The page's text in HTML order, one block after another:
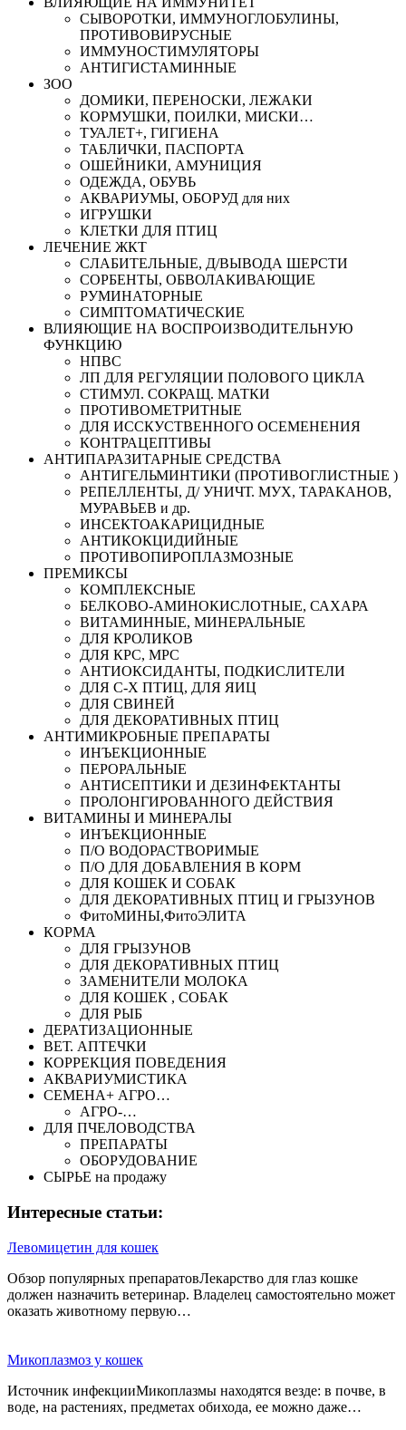
СЫВОРОТКИ, ИММУНОГЛОБУЛИНЫ,
ПРОТИВОВИРУСНЫЕ
ИММУНОСТИМУЛЯТОРЫ
АНТИГИСТАМИННЫЕ
ЗОО
ДОМИКИ, ПЕРЕНОСКИ, ЛЕЖАКИ
КОРМУШКИ, ПОИЛКИ, МИСКИ…
ТУАЛЕТ+, ГИГИЕНА
ТАБЛИЧКИ, ПАСПОРТА
ОШЕЙНИКИ, АМУНИЦИЯ
ОДЕЖДА, ОБУВЬ
АКВАРИУМЫ, ОБОРУД для них
ИГРУШКИ
КЛЕТКИ ДЛЯ ПТИЦ
ЛЕЧЕНИЕ ЖКТ
СЛАБИТЕЛЬНЫЕ, Д/ВЫВОДА ШЕРСТИ
СОРБЕНТЫ, ОБВОЛАКИВАЮЩИЕ
РУМИНАТОРНЫЕ
СИМПТОМАТИЧЕСКИЕ
ВЛИЯЮЩИЕ НА ВОСПРОИЗВОДИТЕЛЬНУЮ
ФУНКЦИЮ
НПВС
ЛП ДЛЯ РЕГУЛЯЦИИ ПОЛОВОГО ЦИКЛА
СТИМУЛ. СОКРАЩ. МАТКИ
ПРОТИВОМЕТРИТНЫЕ
ДЛЯ ИССКУСТВЕННОГО ОСЕМЕНЕНИЯ
КОНТРАЦЕПТИВЫ
АНТИПАРАЗИТАРНЫЕ СРЕДСТВА
АНТИГЕЛЬМИНТИКИ (ПРОТИВОГЛИСТНЫЕ )
РЕПЕЛЛЕНТЫ, Д/ УНИЧТ. МУХ, ТАРАКАНОВ,
МУРАВЬЕВ и др.
ИНСЕКТОАКАРИЦИДНЫЕ
АНТИКОКЦИДИЙНЫЕ
ПРОТИВОПИРОПЛАЗМОЗНЫЕ
ПРЕМИКСЫ
КОМПЛЕКСНЫЕ
БЕЛКОВО-АМИНОКИСЛОТНЫЕ, САХАРА
ВИТАМИННЫЕ, МИНЕРАЛЬНЫЕ
ДЛЯ КРОЛИКОВ
ДЛЯ КРС, МРС
АНТИОКСИДАНТЫ, ПОДКИСЛИТЕЛИ
ДЛЯ С-Х ПТИЦ, ДЛЯ ЯИЦ
ДЛЯ СВИНЕЙ
ДЛЯ ДЕКОРАТИВНЫХ ПТИЦ
АНТИМИКРОБНЫЕ ПРЕПАРАТЫ
ИНЪЕКЦИОННЫЕ
ПЕРОРАЛЬНЫЕ
АНТИСЕПТИКИ И ДЕЗИНФЕКТАНТЫ
ПРОЛОНГИРОВАННОГО ДЕЙСТВИЯ
ВИТАМИНЫ И МИНЕРАЛЫ
ИНЪЕКЦИОННЫЕ
П/О ВОДОРАСТВОРИМЫЕ
П/О ДЛЯ ДОБАВЛЕНИЯ В КОРМ
ДЛЯ КОШЕК И СОБАК
ДЛЯ ДЕКОРАТИВНЫХ ПТИЦ И ГРЫЗУНОВ
ФитоМИНЫ,ФитоЭЛИТА
КОРМА
ДЛЯ ГРЫЗУНОВ
ДЛЯ ДЕКОРАТИВНЫХ ПТИЦ
ЗАМЕНИТЕЛИ МОЛОКА
ДЛЯ КОШЕК , СОБАК
ДЛЯ РЫБ
ДЕРАТИЗАЦИОННЫЕ
ВЕТ. АПТЕЧКИ
КОРРЕКЦИЯ ПОВЕДЕНИЯ
АКВАРИУМИСТИКА
СЕМЕНА+ АГРО…
АГРО-…
ДЛЯ ПЧЕЛОВОДСТВА
ПРЕПАРАТЫ
ОБОРУДОВАНИЕ
СЫРЬЕ на продажу
Интересные статьи:
Левомицетин для кошек
Обзор популярных препаратовЛекарство для глаз кошке
должен назначить ветеринар. Владелец самостоятельно может
оказать животному первую…
Микоплазмоз у кошек
Источник инфекцииМикоплазмы находятся везде: в почве, в
воде, на растениях, предметах обихода, ее можно даже…